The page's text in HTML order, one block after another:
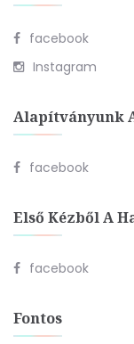
facebook
Instagram
Alapítványunk
facebook
Első Kézből A
facebook
Fontos